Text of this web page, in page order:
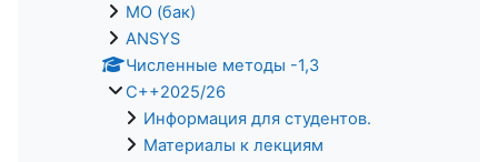
МО (бак)
ANSYS
Численные методы -1,3
C++2025/26
Информация для студентов.
Материалы к лекциям